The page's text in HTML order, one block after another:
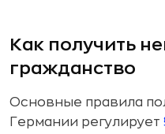
Как получить
гражданство
Основные правила
Германии регулирует